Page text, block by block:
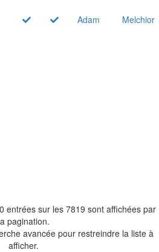
Adam Melchior
entrées sur les 7819 sont affichées par
pagination.
avancée pour restreindre la liste à
afficher.